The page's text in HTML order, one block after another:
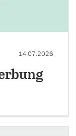
14.07.2026